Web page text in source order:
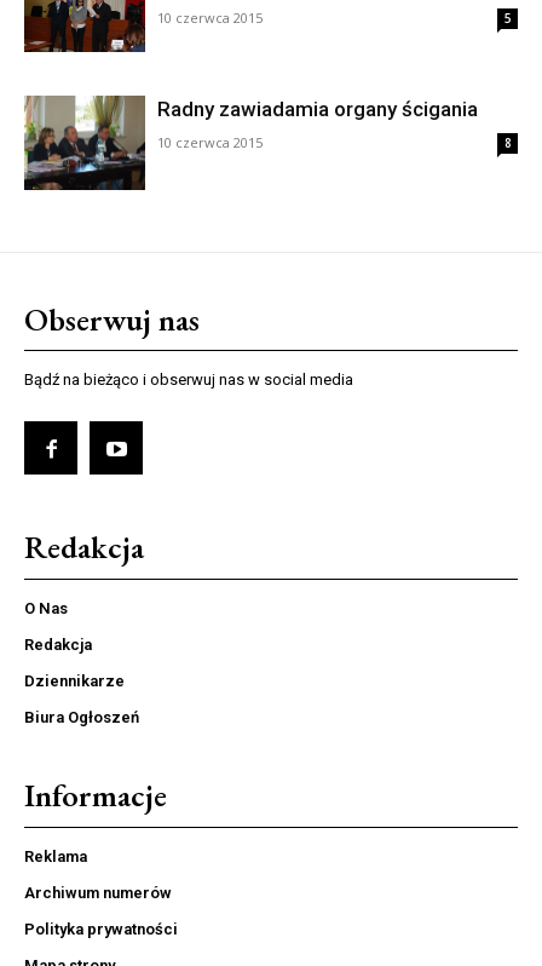
10 czerwca 2015 5
Radny zawiadamia organy ścigania
10 czerwca 2015 8
Obserwuj nas
Bądź na bieżąco i obserwuj nas w social media
Redakcja
O Nas
Redakcja
Dziennikarze
Biura Ogłoszeń
Informacje
Reklama
Archiwum numerów
Polityka prywatności